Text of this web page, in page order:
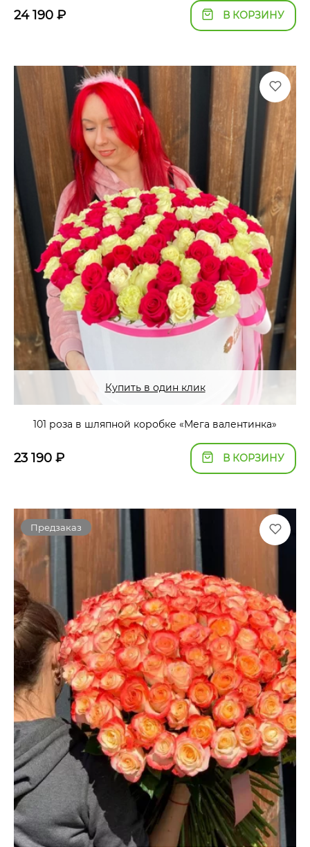
24 190 ₽ В КОРЗИНУ
Купить в один клик
101 роза в шляпной коробке «Мега валентинка»
23 190 ₽ В КОРЗИНУ
Предзаказ